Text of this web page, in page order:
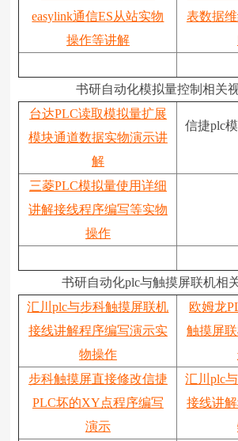
easylink通信ES从站实物
操作等讲解
表数据
书研自动化模拟量控制相关
台达PLC读取模拟量扩展
模块通道数据实物演示讲
解
信捷plc
三菱PLC模拟量使用详细
讲解接线程序编写等实物
操作
书研自动化plc与触摸屏联机相
汇川plc与步科触摸屏联机
接线讲解程序编写演示实
物操作
欧姆龙
触摸屏
步科触摸屏直接修改信捷
PLC坏的XY点程序编写
演示
汇川plc
接线讲